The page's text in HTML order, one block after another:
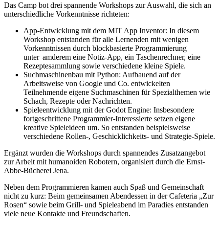
Das Camp bot drei spannende Workshops zur Auswahl, die sich an
unterschiedliche Vorkenntnisse richteten:
App-Entwicklung mit dem MIT App Inventor: In diesem
Workshop entstanden für alle Lernenden mit wenigen
Vorkenntnissen durch blockbasierte Programmierung
unter amderem eine Notiz-App, ein Taschenrechner, eine
Rezeptesammlung sowie verschiedene kleine Spiele.
Suchmaschinenbau mit Python: Aufbauend auf der
Arbeitsweise von Google und Co. entwickelten
Teilnehmende eigene Suchmaschinen für Spezialthemen wie
Schach, Rezepte oder Nachrichten.
Spieleentwicklung mit der Godot Engine: Insbesondere
fortgeschrittene Programmier-Interessierte setzen eigene
kreative Spieleideen um. So entstanden beispielsweise
verschiedene Rollen-, Geschicklichkeits- und Strategie-Spiele.
Ergänzt wurden die Workshops durch spannendes Zusatzangebot
zur Arbeit mit humanoiden Robotern, organisiert durch die Ernst-
Abbe-Bücherei Jena.
Neben dem Programmieren kamen auch Spaß und Gemeinschaft
nicht zu kurz: Beim gemeinsamen Abendessen in der Cafeteria „Zur
Rosen“ sowie beim Grill- und Spieleabend im Paradies entstanden
viele neue Kontakte und Freundschaften.